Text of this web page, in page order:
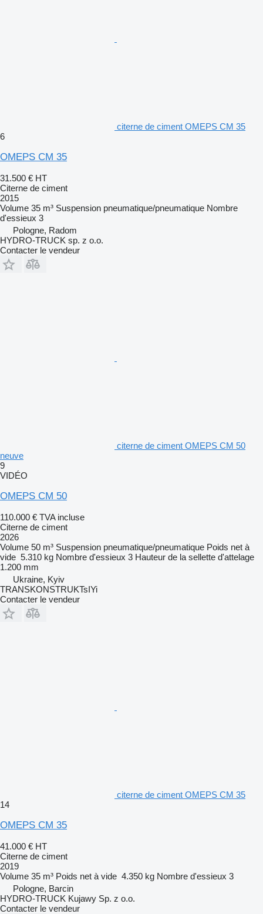
citerne de ciment OMEPS CM 35
6
OMEPS CM 35
31.500 € HT
Citerne de ciment
2015
Volume 35 m³ Suspension pneumatique/pneumatique Nombre
d'essieux 3
Pologne, Radom
HYDRO-TRUCK sp. z o.o.
Contacter le vendeur
citerne de ciment OMEPS CM 50
neuve
9
VIDÉO
OMEPS CM 50
110.000 € TVA incluse
Citerne de ciment
2026
Volume 50 m³ Suspension pneumatique/pneumatique Poids net à
vide 5.310 kg Nombre d'essieux 3 Hauteur de la sellette d'attelage
1.200 mm
Ukraine, Kyiv
TRANSKONSTRUKTsIYi
Contacter le vendeur
citerne de ciment OMEPS CM 35
14
OMEPS CM 35
41.000 € HT
Citerne de ciment
2019
Volume 35 m³ Poids net à vide 4.350 kg Nombre d'essieux 3
Pologne, Barcin
HYDRO-TRUCK Kujawy Sp. z o.o.
Contacter le vendeur